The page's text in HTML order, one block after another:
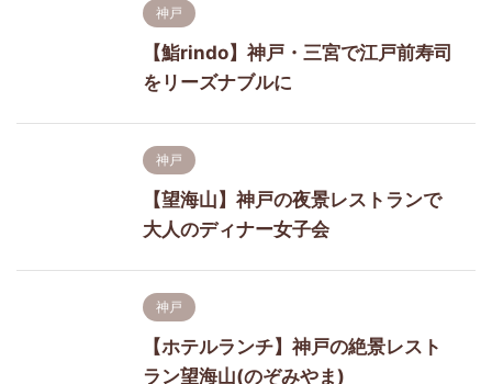
神戸
【鮨rindo】神戸・三宮で江戸前寿司
をリーズナブルに
神戸
【望海山】神戸の夜景レストランで
大人のディナー女子会
神戸
【ホテルランチ】神戸の絶景レスト
ラン望海山(のぞみやま)